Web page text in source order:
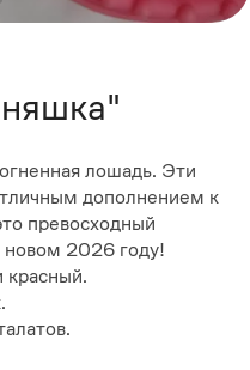
лошадь. Эти
дополнением к
превосходный
новом 2026 году!
красный.